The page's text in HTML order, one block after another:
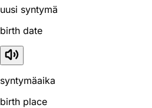
uusi syntymä
birth date
syntymäaika
birth place